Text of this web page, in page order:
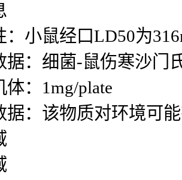
：小鼠经口LD50为
据：细菌-鼠伤寒沙门
：1mg/plate
据：该物质对环境可